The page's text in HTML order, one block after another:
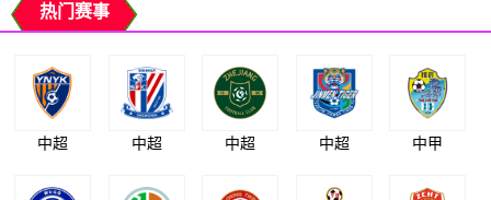
热门赛事
中超 中超 中超 中超 中甲